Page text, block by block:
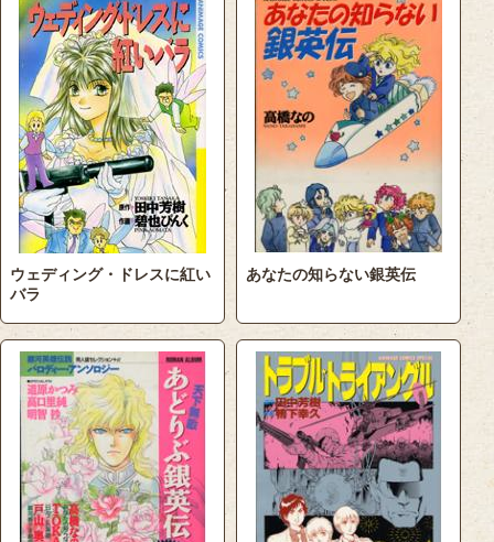
ウェディング・ドレスに紅い
バラ
あなたの知らない銀英伝